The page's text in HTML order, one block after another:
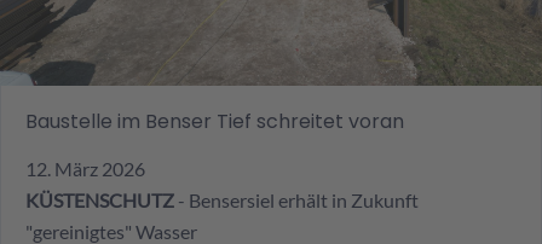
Baustelle im Benser Tief schreitet voran
12. März 2026
KÜSTENSCHUTZ - Bensersiel erhält in Zukunft
"gereinigtes" Wasser